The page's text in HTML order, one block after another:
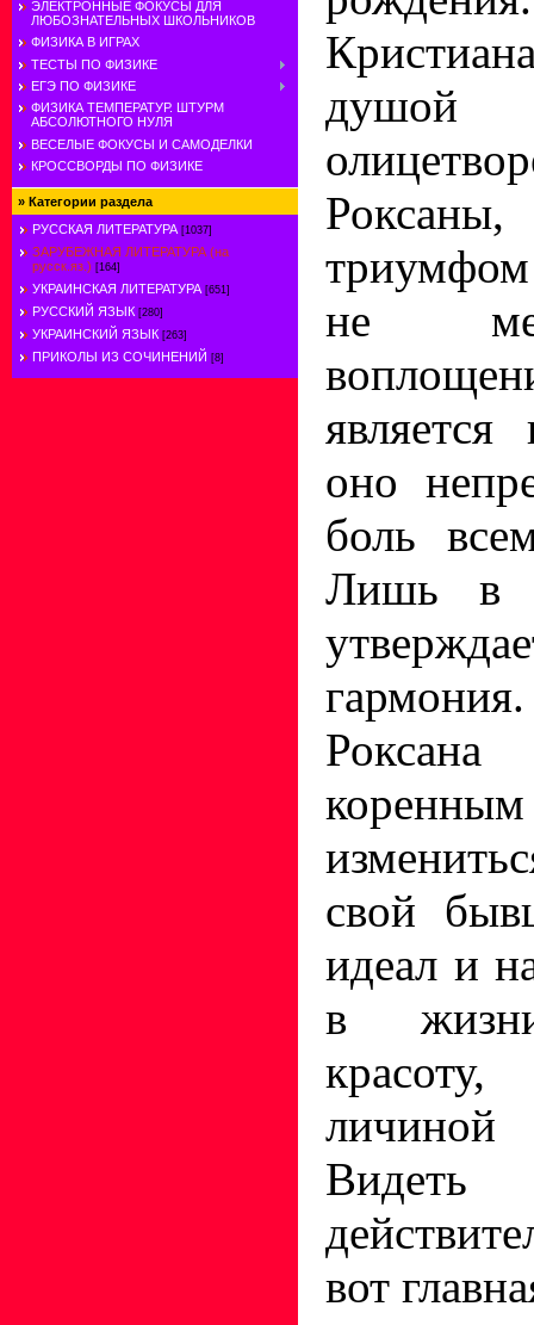
ЭЛЕКТРОННЫЕ ФОКУСЫ ДЛЯ
ЛЮБОЗНАТЕЛЬНЫХ ШКОЛЬНИКОВ
ФИЗИКА В ИГРАХ
ТЕСТЫ ПО ФИЗИКЕ
ЕГЭ ПО ФИЗИКЕ
ФИЗИКА ТЕМПЕРАТУР. ШТУРМ
АБСОЛЮТНОГО НУЛЯ
ВЕСЕЛЫЕ ФОКУСЫ И САМОДЕЛКИ
КРОССВОРДЫ ПО ФИЗИКЕ
» Категории раздела
РУССКАЯ ЛИТЕРАТУРА [1037]
ЗАРУБЕЖНАЯ ЛИТЕРАТУРА (на
русск.яз.) [164]
УКРАИНСКАЯ ЛИТЕРАТУРА [651]
РУССКИЙ ЯЗЫК [280]
УКРАИНСКИЙ ЯЗЫК [263]
ПРИКОЛЫ ИЗ СОЧИНЕНИЙ [8]
душой
не
является
оно
боль
Лишь в
свой
идеал и
в
личиной
вот